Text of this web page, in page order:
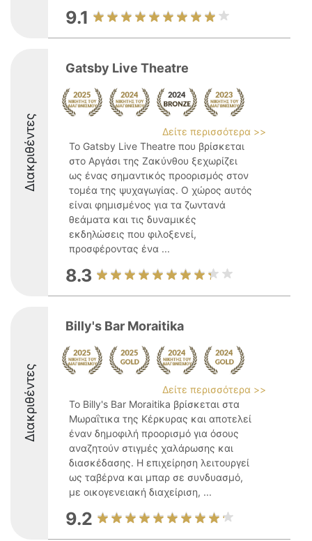
9.1
Διακριθέντες
Gatsby Live Theatre
Δείτε περισσότερα >>
Το Gatsby Live Theatre που βρίσκεται
στο Αργάσι της Ζακύνθου ξεχωρίζει
ως ένας σημαντικός προορισμός στον
τομέα της ψυχαγωγίας. Ο χώρος αυτός
είναι φημισμένος για τα ζωντανά
θεάματα και τις δυναμικές
εκδηλώσεις που φιλοξενεί,
προσφέροντας ένα ...
8.3
Διακριθέντες
Billy's Bar Moraitika
Δείτε περισσότερα >>
Το Billy's Bar Moraitika βρίσκεται στα
Μωραΐτικα της Κέρκυρας και αποτελεί
έναν δημοφιλή προορισμό για όσους
αναζητούν στιγμές χαλάρωσης και
διασκέδασης. Η επιχείρηση λειτουργεί
ως ταβέρνα και μπαρ σε συνδυασμό,
με οικογενειακή διαχείριση, ...
9.2